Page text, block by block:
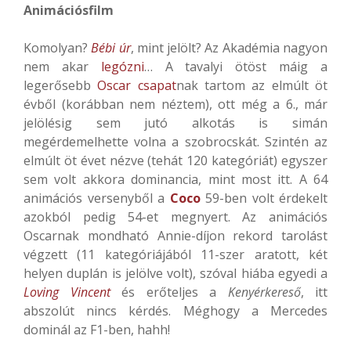
Animációsfilm
Komolyan?Bébi úr, mint jelölt? Az Akadémia nagyon
nem akar legózni… A tavalyi ötöst máig a
legerősebbOscar csapatnak tartom az elmúlt öt
évből (korábban nem néztem), ott még a 6., már
jelölésig sem jutó alkotás is simán
megérdemelhette volna a szobrocskát. Szintén az
elmúlt öt évet nézve (tehát 120 kategóriát) egyszer
sem volt akkora dominancia, mint most itt. A 64
animációs versenyből a Coco59-ben volt érdekelt
azokból pedig 54-et megnyert. Az animációs
Oscarnak mondható Annie-díjon rekord tarolást
végzett (11 kategóriájából 11-szer aratott, két
helyen duplán is jelölve volt), szóval hiába egyedi a
Loving Vincentés erőteljes a Kenyérkereső, itt
abszolút nincs kérdés. Méghogy a Mercedes
dominál az F1-ben, hahh!